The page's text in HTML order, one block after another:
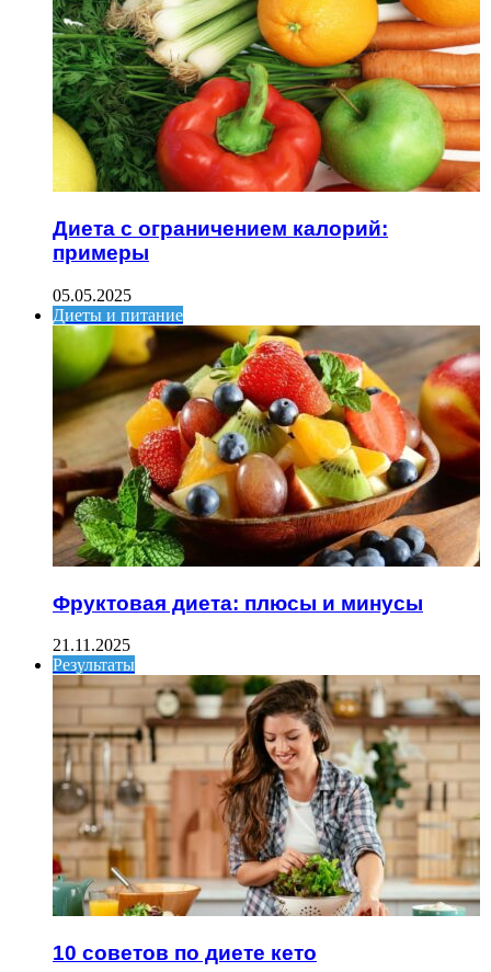
Диета с ограничением калорий:
примеры
05.05.2025
Диеты и питание
Фруктовая диета: плюсы и минусы
21.11.2025
Результаты
10 советов по диете кето